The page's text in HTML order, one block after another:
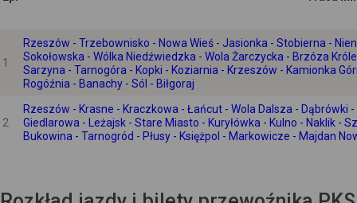
1
Rzeszów - Trzebownisko - Nowa Wieś - Jasionka - Stobierna -
Sokołowska - Wólka Niedźwiedzka - Wola Żarczycka - Brzóza
Sarzyna - Tarnogóra - Kopki - Koziarnia - Krzeszów - Kamionka
Rogóźnia - Banachy - Sól - Biłgoraj
2
Rzeszów - Krasne - Kraczkowa - Łańcut - Wola Dalsza - Dąbrówki
Giedlarowa - Leżajsk - Stare Miasto - Kuryłówka - Kulno - Naklik -
Bukowina - Tarnogród - Płusy - Księżpol - Markowicze - Majdan